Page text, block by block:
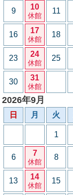
9 10
休館
11
16 17
休館
18
23 24
休館
25
30 31
休館
2026年9月
日 月 火
1
6 7
休館
8
13 14
休館
15